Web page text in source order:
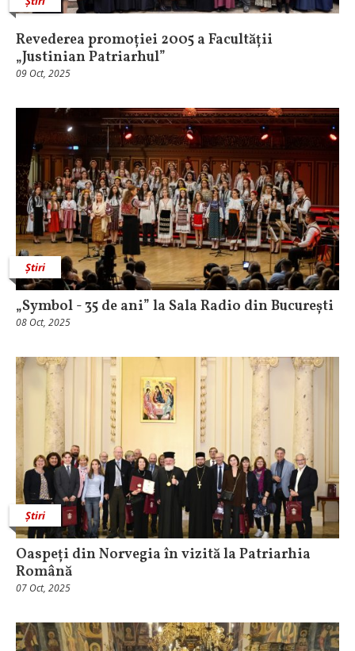
Revederea promoției 2005 a Facultății
„Justinian Patriarhul”
09 Oct, 2025
Știri
„Symbol - 35 de ani” la Sala Radio din București
08 Oct, 2025
Știri
Oaspeți din Norvegia în vizită la Patriarhia
Română
07 Oct, 2025